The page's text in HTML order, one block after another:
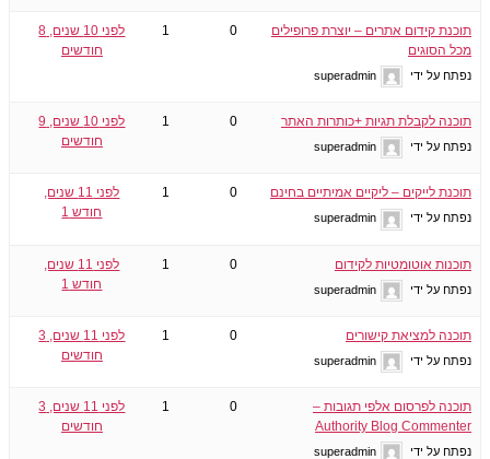
תוכנת קידום אתרים – יוצרת פרופילים
מכל הסוגים
נפתח על ידי superadmin
0
1
לפני 10 שנים, 8
חודשים
תוכנה לקבלת תגיות +כותרות האתר
נפתח על ידי superadmin
0
1
לפני 10 שנים, 9
חודשים
תוכנת לייקים – ליקיים אמיתיים בחינם
נפתח על ידי superadmin
0
1
לפני 11 שנים,
חודש 1
תוכנות אוטומטיות לקידום
נפתח על ידי superadmin
0
1
לפני 11 שנים,
חודש 1
תוכנה למציאת קישורים
נפתח על ידי superadmin
0
1
לפני 11 שנים, 3
חודשים
תוכנה לפרסום אלפי תגובות –
Authority Blog Commenter
נפתח על ידי superadmin
0
1
לפני 11 שנים, 3
חודשים